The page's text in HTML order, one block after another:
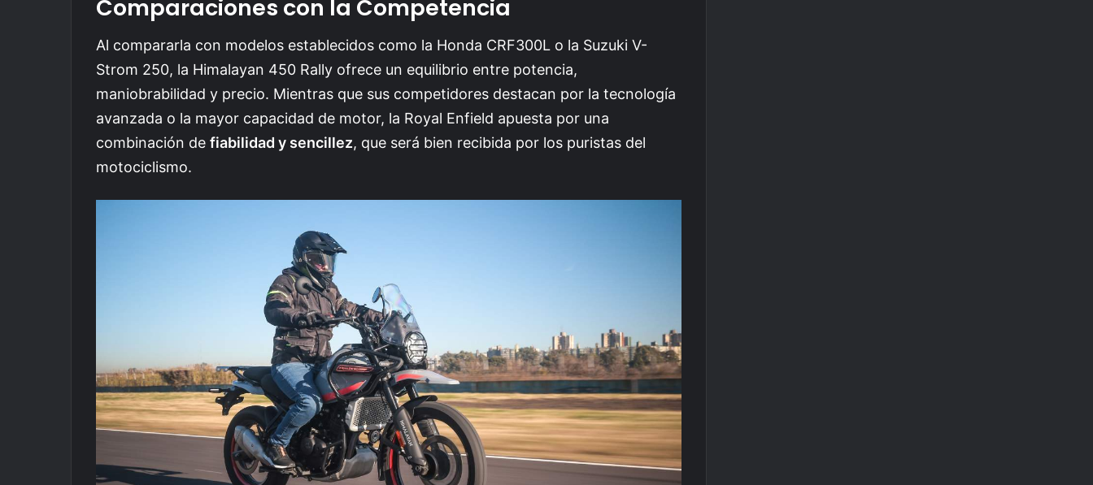
Comparaciones con la Competencia
Al compararla con modelos establecidos como la Honda CRF300L o la Suzuki V-
Strom 250, la Himalayan 450 Rally ofrece un equilibrio entre potencia,
maniobrabilidad y precio. Mientras que sus competidores destacan por la tecnología
avanzada o la mayor capacidad de motor, la Royal Enfield apuesta por una
combinación de fiabilidad y sencillez, que será bien recibida por los puristas del
motociclismo.